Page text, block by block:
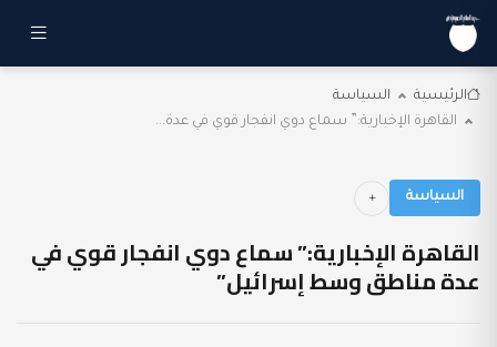
الرئيسية
السياسة
القاهرة الإخبارية:” سماع دوي انفجار قوي في عدة...
السياسة
القاهرة الإخبارية:” سماع دوي انفجار قوي في
عدة مناطق وسط إسرائيل”